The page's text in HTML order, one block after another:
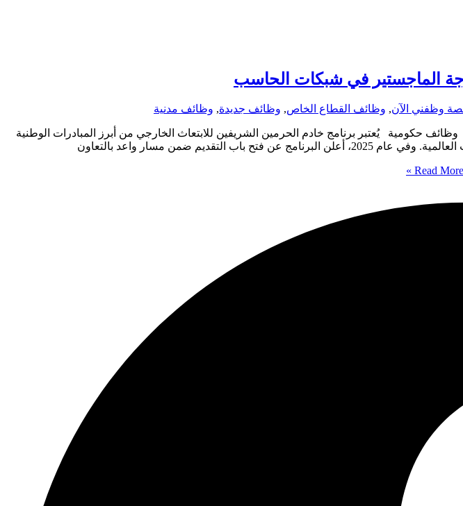
الماجستير في شبكات الحاسب
وظفني الآن, وظائف القطاع الخاص, وظائف جديدة, وظائف مدنية
حكومية يُعتبر برنامج خادم الحرمين الشريفين للابتعاث الخارجي من أبرز المبادرات الوطنية
ضمن مسار واعد بالتعاون